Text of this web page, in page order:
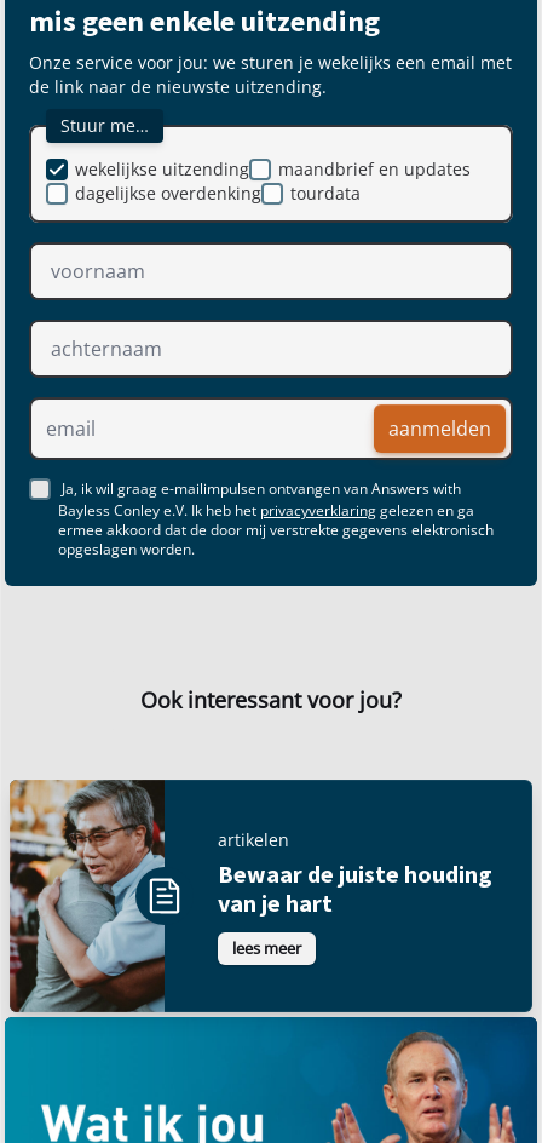
mis geen enkele uitzending
Onze service voor jou: we sturen je wekelijks een email met
de link naar de nieuwste uitzending.
Stuur me…
maandbrief en updates
dagelijkse overdenking
wekelijkse uitzending
tourdata
aanmelden
Ja, ik wil graag e-mailimpulsen ontvangen van Answers with
Bayless Conley e.V. Ik heb het privacyverklaringgelezen en ga
ermee akkoord dat de door mij verstrekte gegevens elektronisch
opgeslagen worden.
Ook interessant voor jou?
artikelen
Bewaar de juiste houding
van je hart
lees meer